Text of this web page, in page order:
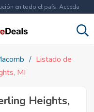
en todo el país. Acceda
Listado de
MI
Heights,